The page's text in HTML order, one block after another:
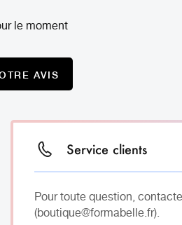
le moment
AVIS
Service clients
Pour toute question,
(boutique@formabelle.fr).